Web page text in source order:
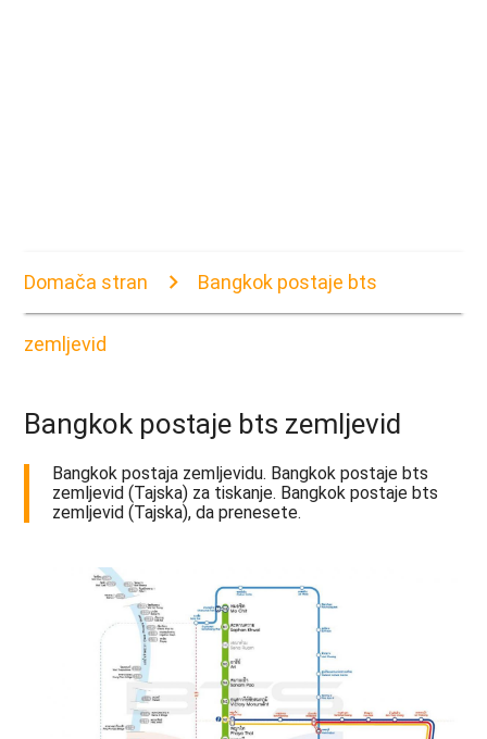
Domača stran Bangkok postaje bts
zemljevid
Bangkok postaje bts zemljevid
Bangkok postaja zemljevidu. Bangkok postaje bts
zemljevid (Tajska) za tiskanje. Bangkok postaje bts
zemljevid (Tajska), da prenesete.